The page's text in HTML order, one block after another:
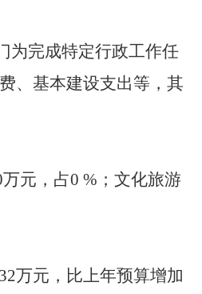
为完成特定行政工作任
、基本建设支出等， 其
万元，占0 %；文化旅游
万元，比上年预算增加